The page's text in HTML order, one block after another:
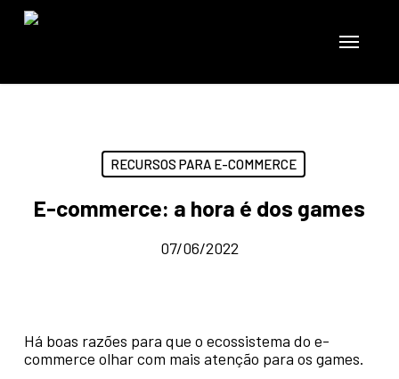
Skip
Menu
RECURSOS PARA E-COMMERCE
E-commerce: a hora é dos games
07/06/2022
Há boas razões para que o ecossistema do e-
commerce olhar com mais atenção para os games.